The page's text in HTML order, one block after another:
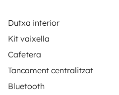
dubtis a escriure'ns per
bloquejar les teves dates.
de la teva aventura! 🌴😊
Dutxa interior
Kit vaixella
Cafetera
Tancament centralitzat
Bluetooth